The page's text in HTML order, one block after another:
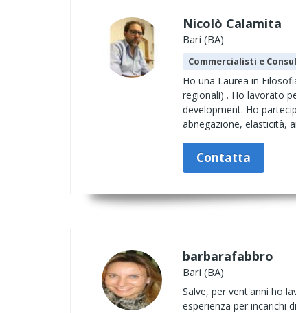
Nicolò Calamita
Bari (BA)
Commercialisti e
Ho una Laurea in
regionali) . Ho lavorato
development. Ho
abnegazione, elasticità,
Contatta
barbarafabbro
Bari (BA)
Salve, per vent'anni ho
esperienza per incarichi